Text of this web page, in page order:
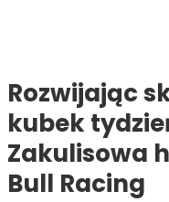
Rozwijając
kubek
Zakulisowa
Bull Racing